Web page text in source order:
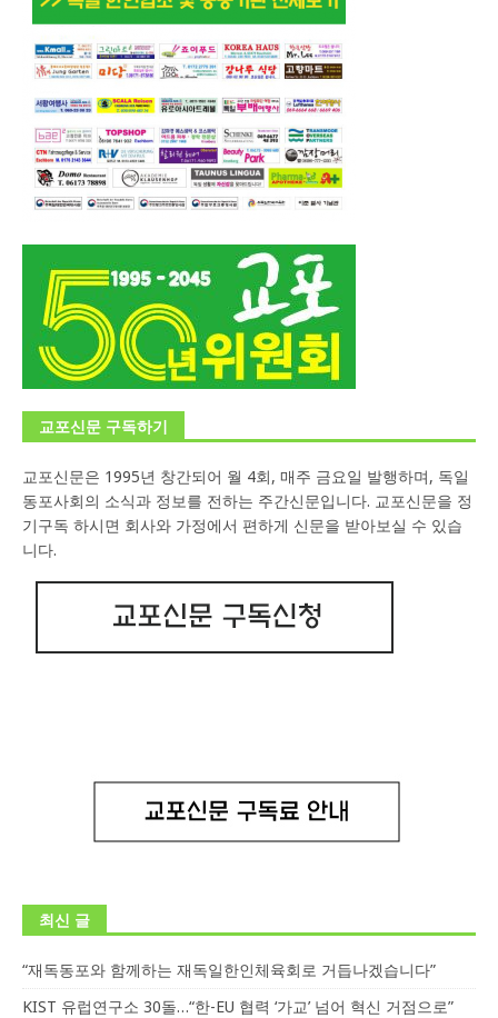
교포신문 구독하기
교포신문은 1995년 창간되어 월 4회, 매주 금요일 발행하며, 독일
동포사회의 소식과 정보를 전하는 주간신문입니다. 교포신문을 정
기구독 하시면 회사와 가정에서 편하게 신문을 받아보실 수 있습
니다.
최신 글
“재독동포와 함께하는 재독일한인체육회로 거듭나겠습니다”
KIST 유럽연구소 30돌…“한-EU 협력 ‘가교’ 넘어 혁신 거점으로”